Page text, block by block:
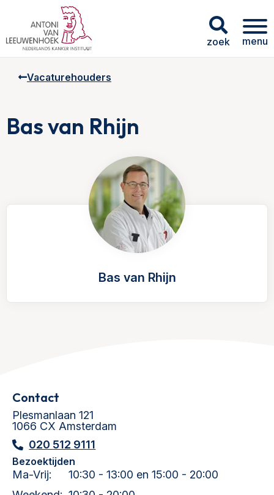
zoek menu
Vacaturehouders
Bas van Rhijn
Bas van Rhijn
Contact
Plesmanlaan 121
1066 CX Amsterdam
020 512 9111
Bezoektijden
Ma-Vrij:
10:30 - 13:00 en 15:00 - 20:00